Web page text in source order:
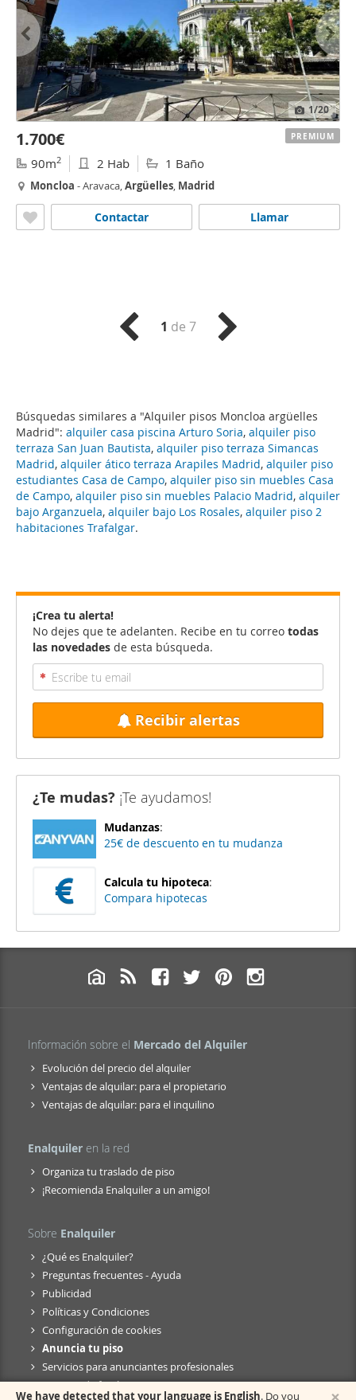
Búsquedas similares a "Alquiler pisos Moncloa argüelles
Madrid": alquiler casa piscina Arturo Soria, alquiler piso
terraza San Juan Bautista, alquiler piso terraza Simancas
Madrid, alquiler ático terraza Arapiles Madrid, alquiler piso
estudiantes Casa de Campo, alquiler piso sin muebles Casa
de Campo, alquiler piso sin muebles Palacio Madrid, alquiler
bajo Arganzuela, alquiler bajo Los Rosales, alquiler piso 2
habitaciones Trafalgar.
1/20
1.700€
90m2 2 Hab 1 Baño
Moncloa - Aravaca,Argüelles, Madrid
Llamar
Contactar
PREMIUM
1 de 7
¡Crea tu alerta!
No dejes que te adelanten. Recibe en tu correo todas
las novedades de esta búsqueda.
Recibir alertas
¿Te mudas? ¡Te ayudamos!
Mudanzas:
25€ de descuento en tu mudanza
Calcula tu hipoteca:
Compara hipotecas
Información sobre el Mercado del Alquiler
Evolución del precio del alquiler
Ventajas de alquilar: para el propietario
Ventajas de alquilar: para el inquilino
Enalquiler en la red
Organiza tu traslado de piso
¡Recomienda Enalquiler a un amigo!
Sobre Enalquiler
¿Qué es Enalquiler?
Preguntas frecuentes - Ayuda
Publicidad
Políticas y Condiciones
Configuración de cookies
Anuncia tu piso
Servicios para anunciantes profesionales
Anuncio de fusión
We have detected that your language is English. Do you